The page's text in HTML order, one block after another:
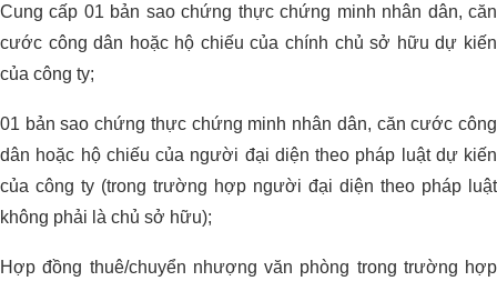
Cung cấp 01 bản sao chứng thực chứng minh nhân dân, căn
cước công dân hoặc hộ chiếu của chính chủ sở hữu dự kiến
của công ty;
01 bản sao chứng thực chứng minh nhân dân, căn cước công
dân hoặc hộ chiếu của người đại diện theo pháp luật dự kiến
của công ty (trong trường hợp người đại diện theo pháp luật
không phải là chủ sở hữu);
Hợp đồng thuê/chuyển nhượng văn phòng trong trường hợp